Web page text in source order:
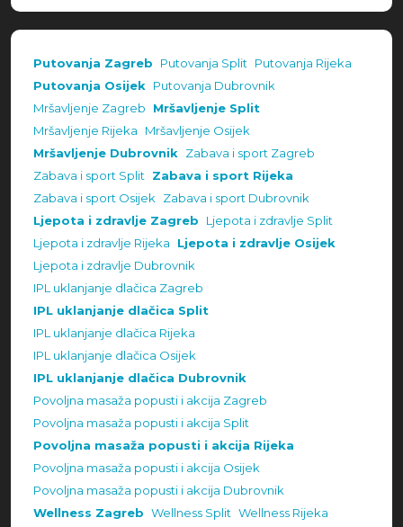
Putovanja Zagreb Putovanja Split Putovanja Rijeka
Putovanja Osijek Putovanja Dubrovnik
Mršavljenje Zagreb
Mršavljenje Split
Mršavljenje Rijeka
Mršavljenje Osijek
Mršavljenje Dubrovnik Zabava i sport Zagreb
Zabava i sport Split Zabava i sport Rijeka
Zabava i sport Osijek Zabava i sport Dubrovnik
Ljepota i zdravlje Zagreb
Ljepota i zdravlje Split
Ljepota i zdravlje Rijeka
Ljepota i zdravlje Osijek
Ljepota i zdravlje Dubrovnik
IPL uklanjanje dlačica Zagreb
IPL uklanjanje dlačica Split
IPL uklanjanje dlačica Rijeka
IPL uklanjanje dlačica Osijek
IPL uklanjanje dlačica Dubrovnik
Povoljna masaža popusti i akcija Zagreb
Povoljna masaža popusti i akcija Split
Povoljna masaža popusti i akcija Rijeka
Povoljna masaža popusti i akcija Osijek
Povoljna masaža popusti i akcija Dubrovnik
Wellness Zagreb Wellness Split Wellness Rijeka